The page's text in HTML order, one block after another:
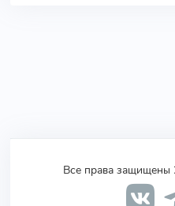
Все права